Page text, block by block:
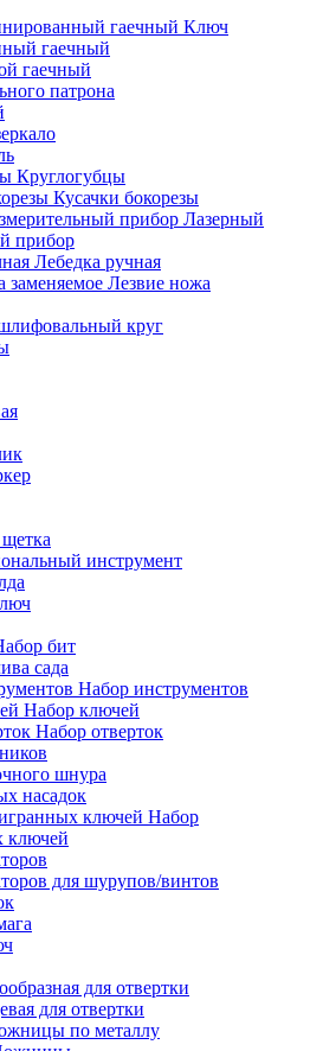
Ключ
гаечный
гаечный
патрона
Круглогубцы
Кусачки бокорезы
Лазерный
прибор
Лебедка ручная
Лезвие ножа
круг
инструмент
бит
сада
Набор инструментов
Набор ключей
Набор отверток
шнура
насадок
Набор
ключей
для шурупов/винтов
для отвертки
для отвертки
по металлу